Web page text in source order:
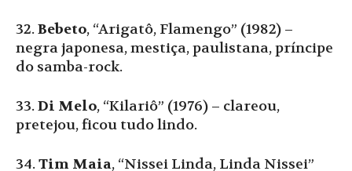
32.Bebeto, “Arigatô, Flamengo” (1982) –
negra japonesa, mestiça, paulistana, príncipe
do samba-rock.
33.Di Melo, “Kilariô” (1976) – clareou,
pretejou, ficou tudo lindo.
34.Tim Maia, “Nissei Linda, Linda Nissei”